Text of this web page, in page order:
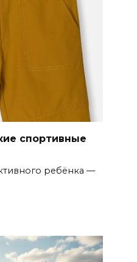
спортивные
ребёнка —